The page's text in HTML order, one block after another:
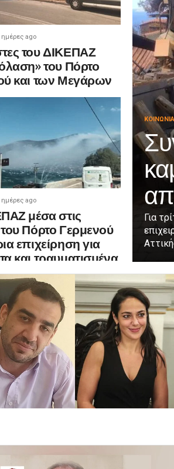
ΚΟΙΝΩΝΊΑ
Για
ημέρες ago
του ΔΙΚΕΠΑΖ
του Πόρτο
και των Μεγάρων
ημέρες ago
μέσα στις
Πόρτο Γερμενού
επιχείρηση για
και τραυματισμένα